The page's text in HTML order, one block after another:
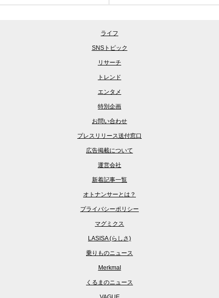
ライフ
SNSトピック
リサーチ
トレンド
エンタメ
特別企画
お問い合わせ
プレスリリース送付窓口
広告掲載について
運営会社
新着記事一覧
オトナンサーとは？
プライバシーポリシー
マグミクス
LASISA (らしさ)
乗りものニュース
Merkmal
くるまのニュース